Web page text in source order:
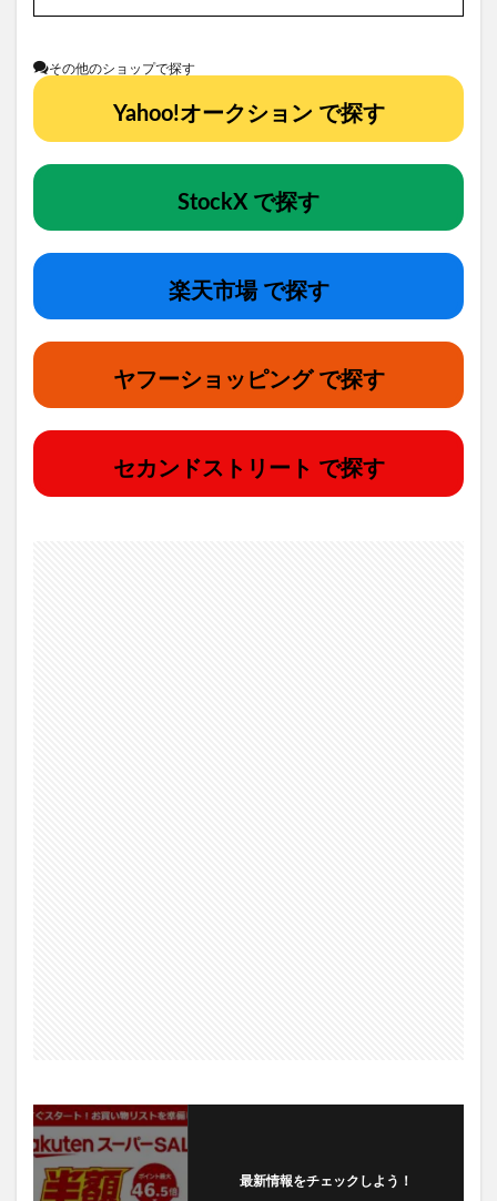
その他のショップで探す
Yahoo!オークション で探す
StockX で探す
楽天市場 で探す
ヤフーショッピング で探す
セカンドストリート で探す
最新情報をチェックしよう！